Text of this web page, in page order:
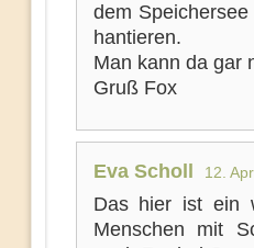
dem
hantieren.
Man kann da gar
Gruß Fox
Eva Scholl 12.
Das hier ist ein
Menschen mit